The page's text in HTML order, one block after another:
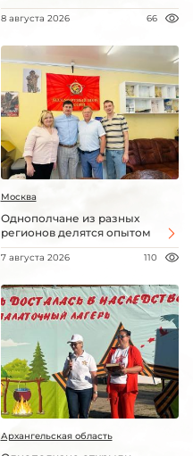
8 августа 2026 66
Москва
Однополчане из разных
регионов делятся опытом
7 августа 2026 110
Архангельская область